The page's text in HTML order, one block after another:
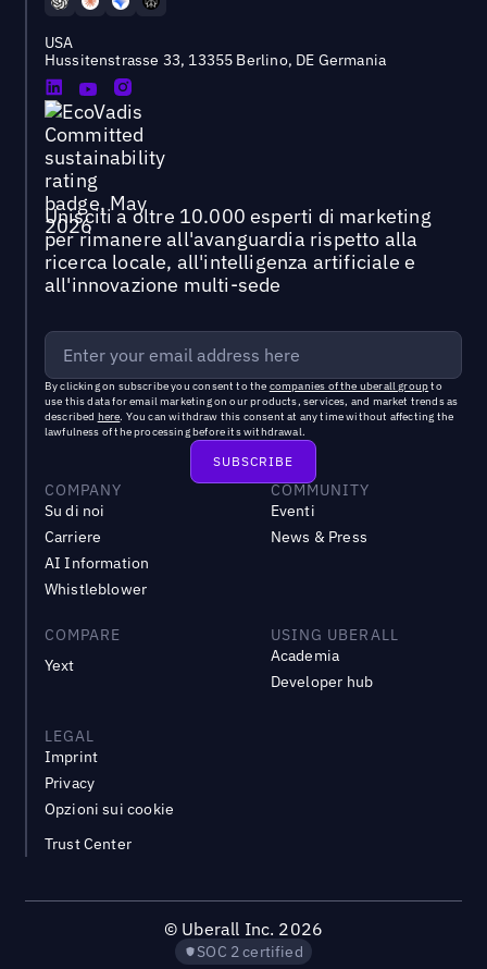
USA
Hussitenstrasse 33, 13355 Berlino, DE Germania
Unisciti a oltre 10.000 esperti di marketing
per rimanere all'avanguardia rispetto alla
ricerca locale, all'intelligenza artificiale e
all'innovazione multi-sede
By clicking on subscribe you consent to the companies of the uberall groupto
use this data for email marketing on our products, services, and market trends as
described here. You can withdraw this consent at any time without affecting the
lawfulness of the processing before its withdrawal.
COMPANY
Su di noi
Carriere
AI Information
Whistleblower
COMMUNITY
Eventi
News & Press
COMPARE
Yext
USING UBERALL
Academia
Developer hub
LEGAL
Imprint
Privacy
Opzioni sui cookie
Trust Center
© Uberall Inc. 2026
SOC 2 certified